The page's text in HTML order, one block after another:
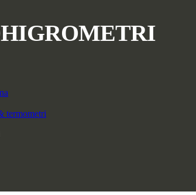
termometri